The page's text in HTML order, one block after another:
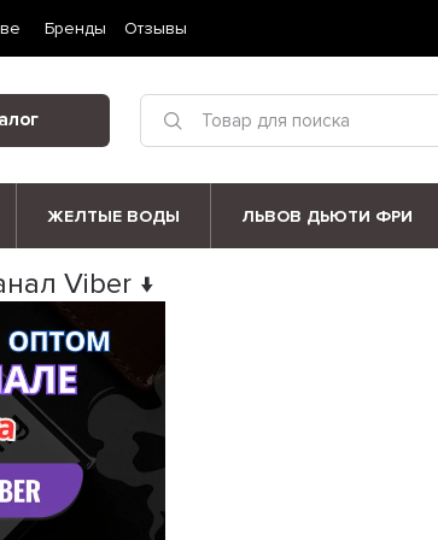
Бренды Отзывы
ЖЕЛТЫЕ ВОДЫ ЛЬВОВ ДЬЮТИ ФРИ
Viber ↓